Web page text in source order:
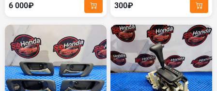
6 000₽ 300₽